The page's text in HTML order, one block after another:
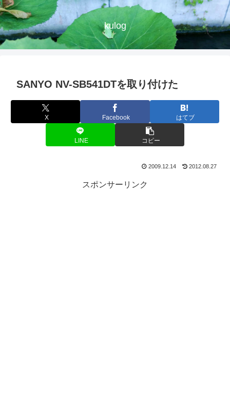
kulog
SANYO NV-SB541DTを取り付けた
X Facebook はてブ
LINE コピー
2009.12.14 2012.08.27
スポンサーリンク